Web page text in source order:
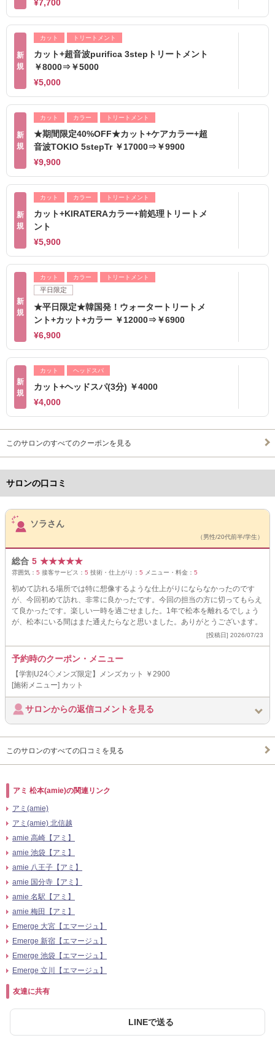
¥7,700
新
規
カット トリートメント
カット+超音波purifica 3stepトリートメント
￥8000⇒￥5000
¥5,000
新
規
カット カラー トリートメント
★期間限定40%OFF★カット+ケアカラー+超
音波TOKIO 5stepTr ￥17000⇒￥9900
¥9,900
新
規
カット カラー トリートメント
カット+KIRATERAカラー+前処理トリートメ
ント
¥5,900
新
規
カット カラー トリートメント
平日限定
★平日限定★韓国発！ウォータートリートメ
ント+カット+カラー ￥12000⇒￥6900
¥6,900
新
規
カット ヘッドスパ
カット+ヘッドスパ(3分) ￥4000
¥4,000
このサロンのすべてのクーポンを見る
サロンの口コミ
サロンPick Up
ソラさん
（男性/20代前半/学生）
総合 5 ★★★★★
雰囲気： 5 接客サービス： 5 技術・仕上がり： 5 メニュー・料金： 5
初めて訪れる場所では特に想像するような仕上がりにならなかったのです
が、今回初めて訪れ、非常に良かったです。今回の担当の方に切ってもらえ
て良かったです。楽しい一時を過ごせました。1年で松本を離れるでしょう
が、松本にいる間はまた通えたらなと思いました。ありがとうございます。
[投稿日] 2026/07/23
予約時のクーポン・メニュー
【学割U24◇メンズ限定】メンズカット ￥2900
[施術メニュー] カット
サロンからの返信コメントを見る
このサロンのすべての口コミを見る
アミ 松本(amie)の関連リンク
アミ(amie)
アミ(amie) 北信越
amie 高崎【アミ】
amie 池袋【アミ】
amie 八王子【アミ】
amie 国分寺【アミ】
amie 名駅【アミ】
amie 梅田【アミ】
Emerge 大宮【エマージュ】
Emerge 新宿【エマージュ】
Emerge 池袋【エマージュ】
Emerge 立川【エマージュ】
友達に共有
LINEで送る